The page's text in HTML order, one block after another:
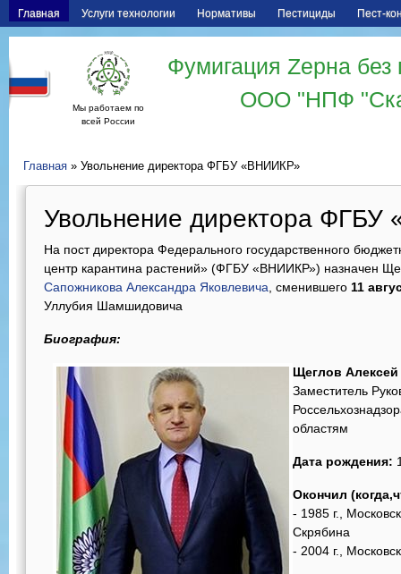
Главная Услуги технологии Нормативы Пестициды Пест-
Мы работаем по
всей России
Фумигация Zерна
ООО "НПФ
Главная » Увольнение директора ФГБУ «ВНИИКР»
Увольнение директора
На пост директора Федерального государственного
центр карантина растений» (ФГБУ «ВНИИКР») назначен
Сапожникова Александра Яковлевича , сменившего 11
Уллубия Шамшидовича
Биография:
Щеглов
Заместитель
областям
Дата рождения:
Окончил
- 1985 г.,
Скрябина
- 2004 г.,